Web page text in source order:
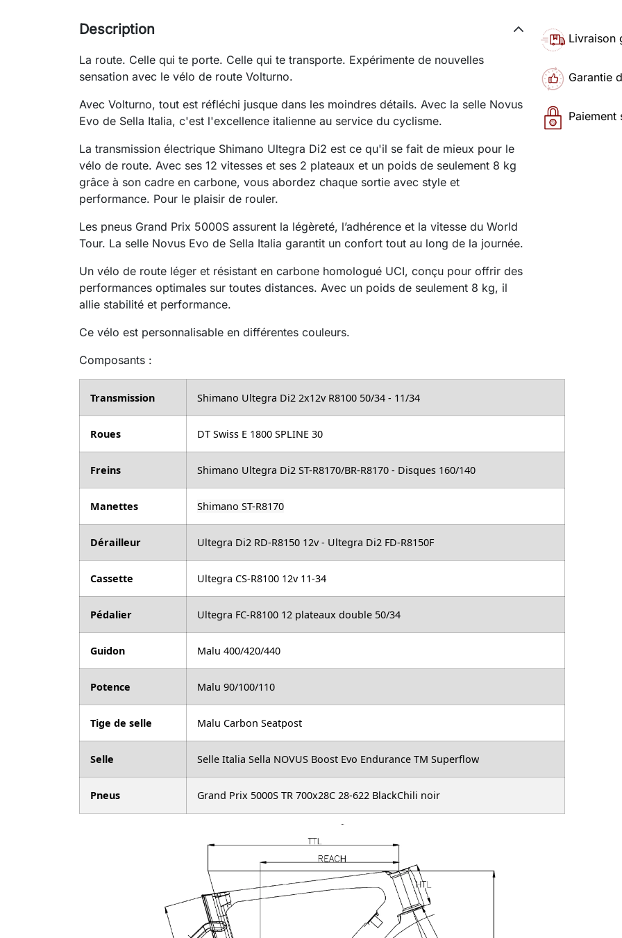
Livraison
Garantie
Paiement
Description
La route. Celle qui te porte. Celle qui te transporte. Expérimente de nouvelles
sensation avec le vélo de route Volturno.
Avec Volturno, tout est réfléchi jusque dans les moindres détails. Avec la selle Novus
Evo de Sella Italia, c'est l'excellence italienne au service du cyclisme.
La transmission électrique Shimano Ultegra Di2 est ce qu'il se fait de mieux pour le
vélo de route. Avec ses 12 vitesses et ses 2 plateaux et un poids de seulement 8 kg
grâce à son cadre en carbone, vous abordez chaque sortie avec style et
performance. Pour le plaisir de rouler.
Les pneus Grand Prix 5000S assurent la légèreté, l’adhérence et la vitesse du World
Tour. La selle Novus Evo de Sella Italia garantit un confort tout au long de la journée.
Un vélo de route léger et résistant en carbone homologué UCI, conçu pour offrir des
performances optimales sur toutes distances. Avec un poids de seulement 8 kg, il
allie stabilité et performance.
Ce vélo est personnalisable en différentes couleurs.
Composants :
Transmission Shimano Ultegra Di2 2x12v R8100 50/34 - 11/34
Roues DT Swiss E 1800 SPLINE 30
Freins Shimano Ultegra Di2 ST-R8170/BR-R8170 - Disques 160/140
Manettes Shimano ST-R8170
Dérailleur Ultegra Di2 RD-R8150 12v - Ultegra Di2 FD-R8150F
Cassette Ultegra CS-R8100 12v 11-34
Pédalier Ultegra FC-R8100 12 plateaux double 50/34
Guidon Malu 400/420/440
Potence Malu 90/100/110
Tige de selle Malu Carbon Seatpost
Selle Selle Italia Sella NOVUS Boost Evo Endurance TM Superflow
Pneus Grand Prix 5000S TR 700x28C 28-622 BlackChili noir